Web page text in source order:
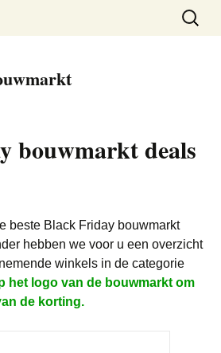
SALE
bij elkaar!
Zoeken
naar:
bouwmarkt deals
beste Black Friday bouwmarkt
hebben we voor u een overzicht
winkels in de categorie
het logo van de bouwmarkt om
de korting.